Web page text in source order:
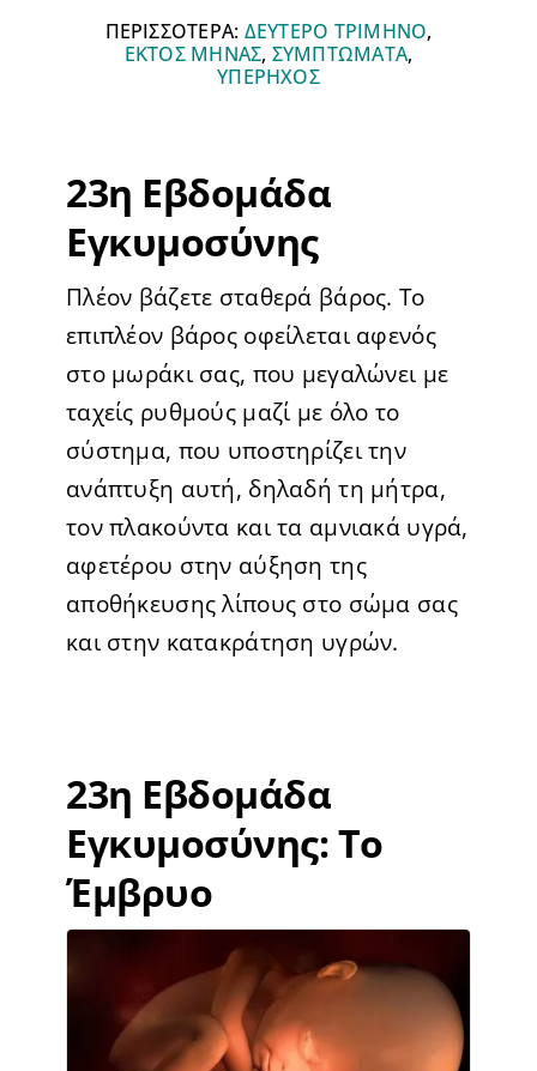
ΠΕΡΙΣΣΟΤΕΡΑ: ΔΕΥΤΕΡΟ ΤΡΙΜΗΝΟ,
ΕΚΤΟΣ ΜΗΝΑΣ, ΣΥΜΠΤΩΜΑΤΑ,
ΥΠΕΡΗΧΟΣ
23η Εβδομάδα
Εγκυμοσύνης
Πλέον βάζετε σταθερά βάρος. Το
επιπλέον βάρος οφείλεται αφενός
στο μωράκι σας, που μεγαλώνει με
ταχείς ρυθμούς μαζί με όλο το
σύστημα, που υποστηρίζει την
ανάπτυξη αυτή, δηλαδή τη μήτρα,
τον πλακούντα και τα αμνιακά υγρά,
αφετέρου στην αύξηση της
αποθήκευσης λίπους στο σώμα σας
και στην κατακράτηση υγρών.
23η Εβδομάδα
Εγκυμοσύνης: Το
Έμβρυο